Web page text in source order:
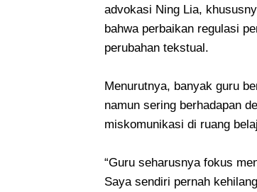
advokasi Ning Lia,
bahwa perbaikan regulasi
perubahan tekstual.
Menurutnya, banyak guru
namun sering berhadapan
miskomunikasi di ruang
“Guru seharusnya fokus
Saya sendiri pernah